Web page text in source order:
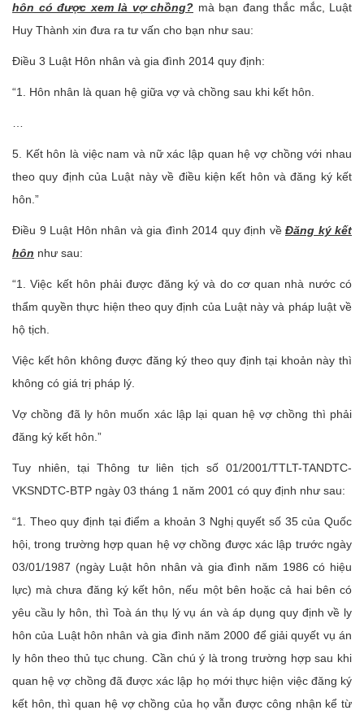
hôn có được xem là vợ chồng? mà bạn đang thắc mắc, Luật
Huy Thành xin đưa ra tư vấn cho bạn như sau:
Điều 3 Luật Hôn nhân và gia đình 2014 quy định:
“1. Hôn nhân là quan hệ giữa vợ và chồng sau khi kết hôn.
…
5. Kết hôn là việc nam và nữ xác lập quan hệ vợ chồng với nhau
theo quy định của Luật này về điều kiện kết hôn và đăng ký kết
hôn.”
Điều 9 Luật Hôn nhân và gia đình 2014 quy định về Đăng ký kết
hôn như sau:
“1. Việc kết hôn phải được đăng ký và do cơ quan nhà nước có
thẩm quyền thực hiện theo quy định của Luật này và pháp luật về
hộ tịch.
Việc kết hôn không được đăng ký theo quy định tại khoản này thì
không có giá trị pháp lý.
Vợ chồng đã ly hôn muốn xác lập lại quan hệ vợ chồng thì phải
đăng ký kết hôn.”
Tuy nhiên, tại Thông tư liên tịch số 01/2001/TTLT-TANDTC-
VKSNDTC-BTP ngày 03 tháng 1 năm 2001 có quy định như sau:
“1. Theo quy định tại điểm a khoản 3 Nghị quyết số 35 của Quốc
hội, trong trường hợp quan hệ vợ chồng được xác lập trước ngày
03/01/1987 (ngày Luật hôn nhân và gia đình năm 1986 có hiệu
lực) mà chưa đăng ký kết hôn, nếu một bên hoặc cả hai bên có
yêu cầu ly hôn, thì Toà án thụ lý vụ án và áp dụng quy định về ly
hôn của Luật hôn nhân và gia đình năm 2000 để giải quyết vụ án
ly hôn theo thủ tục chung. Cần chú ý là trong trường hợp sau khi
quan hệ vợ chồng đã được xác lập họ mới thực hiện việc đăng ký
kết hôn, thì quan hệ vợ chồng của họ vẫn được công nhận kể từ